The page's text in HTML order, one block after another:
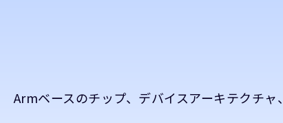
Armベースのチップ、デバイスアーキテクチ